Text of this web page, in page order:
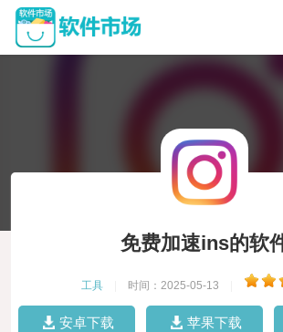
免费加速ins的软
工具 时间：2025-05-13
安卓下载 苹果下载